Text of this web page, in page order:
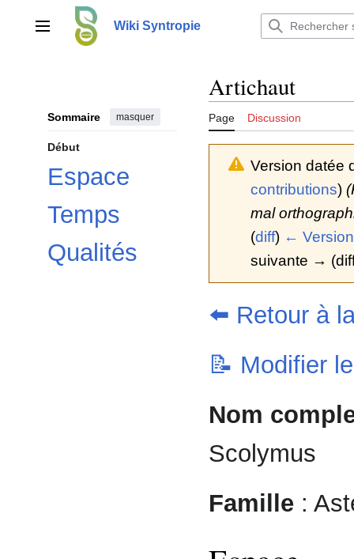
contenuMenu principalWiki Syntropie
Sommaire masquer
Début
Espace
Temps
Qualités
Artichaut
Page Discussion
Version datée
contributions)
mal
(diff) ←
suivante →
⬅️ Retour à
📝 Modifier
Nom
Scolymus
Famille :